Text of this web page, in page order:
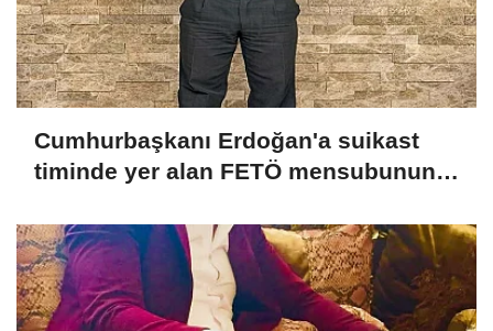
Cumhurbaşkanı Erdoğan'a suikast
timinde yer alan FETÖ mensubunun